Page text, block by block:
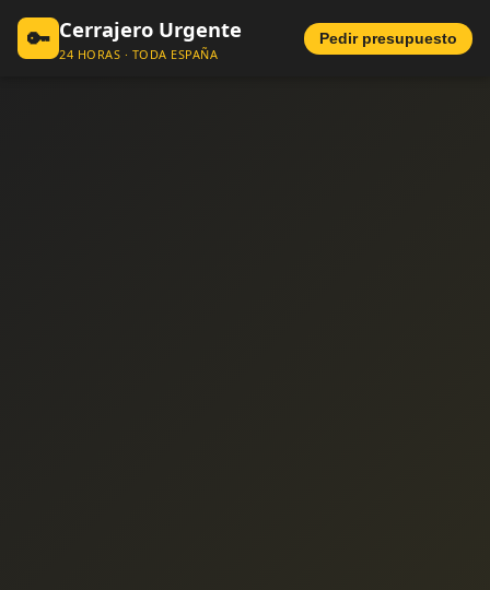
🔑 Cerrajero Urgente
24 HORAS · TODA ESPAÑA
Pedir presupuesto